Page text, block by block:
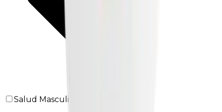
Salud Masculina